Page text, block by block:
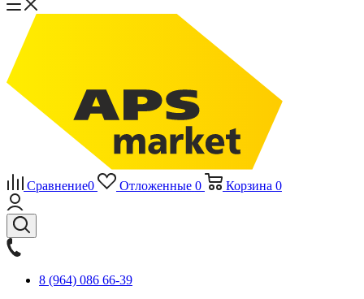
Сравнение0 Отложенные 0 Корзина 0
8 (964) 086 66-39